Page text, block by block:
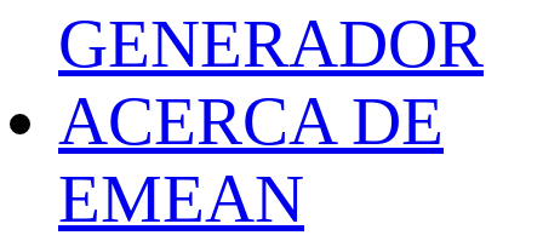
GENERADOR
ACERCA DE
EMEAN